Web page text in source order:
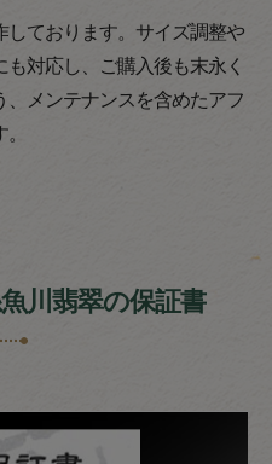
ております。サイズ調整や
対応し、ご購入後も末永く
メンテナンスを含めたアフ
川翡翠の保証書